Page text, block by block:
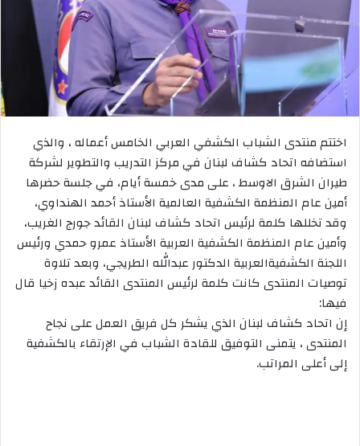
اختتم منتدى الشباب الكشفي العربي الخامس أعماله ، والذي
استضافه اتحاد كشاف لبنان في مركز التدريب والتطوير لشركة
طيران الشرق الاوسط ، على مدى خمسة أيام، في جلسة حضرها
أمين عام المنظمة الكشفية العالمية الأستاذ أحمد الهنداوي،
وقد تخللها كلمة لرئيس اتحاد كشاف لبنان القائد جورج الغريب،
وأمين عام المنظمة الكشفية العربية الأستاذ عمرو حمدي ورئيس
اللجنة الكشفيةالعربية الدكتور عبدالله الطريجي، وبعد تلاوة
توصيات المنتدى كانت كلمة لرئيس المنتدى القائد عبده زخيا قال
فيها:
إن اتحاد كشاف لبنان الذي يشكر كل فريق العمل على نجاح
المنتدى ، يتمنى التوفيق للقادة الشباب في الإرتقاء بالكشفية
إلى أعلى المراتب.